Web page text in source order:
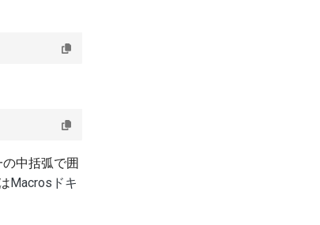
中括弧で囲
Macrosドキ